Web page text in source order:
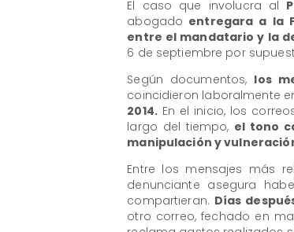
​El caso que involucra al
abogado entregara a la
entre el mandatario y la
6 de septiembre por
Según documentos, los
coincidieron laboralmente
2014.En el inicio, los
largo del tiempo, el tono
manipulación y
Entre los mensajes más
denunciante asegura
compartieran. Días
otro correo, fechado en